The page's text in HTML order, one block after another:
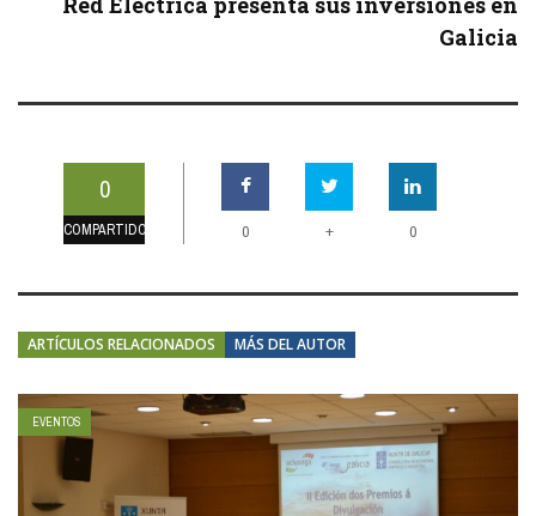
Galicia
0
COMPARTIDOS 0 + 0
ARTÍCULOS RELACIONADOS MÁS DEL AUTOR
EVENTOS